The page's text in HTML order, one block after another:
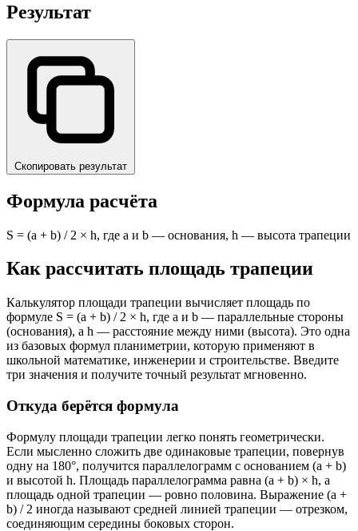
Результат
Скопировать результат
Формула расчёта
S = (a + b) / 2 × h, где a и b — основания, h — высота трапеции
Как рассчитать площадь трапеции
Калькулятор площади трапеции вычисляет площадь по
формуле S = (a + b) / 2 × h, где a и b — параллельные стороны
(основания), а h — расстояние между ними (высота). Это одна
из базовых формул планиметрии, которую применяют в
школьной математике, инженерии и строительстве. Введите
три значения и получите точный результат мгновенно.
Откуда берётся формула
Формулу площади трапеции легко понять геометрически.
Если мысленно сложить две одинаковые трапеции, повернув
одну на 180°, получится параллелограмм с основанием (a + b)
и высотой h. Площадь параллелограмма равна (a + b) × h, а
площадь одной трапеции — ровно половина. Выражение (a +
b) / 2 иногда называют средней линией трапеции — отрезком,
соединяющим середины боковых сторон.